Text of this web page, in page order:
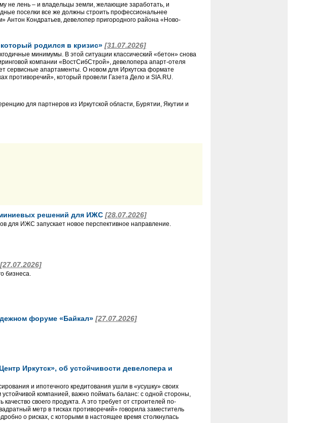
не лень – и владельцы земли, желающие заработать, и
поселки все же должны строить профессиональнее
Антон Кондратьев, девелопер пригородного района «Ново-
родился в кризис» [31.07.2026]
минимумы. В этой ситуации классический «бетон» снова
компании «ВостСибСтрой», девелопера апарт-отеля
сервисные апартаменты. О новом для Иркутска формате
противоречий», который провели Газета Дело и SIA.RU.
для партнеров из Иркутской области, Бурятии, Якутии и
решений для ИЖС [28.07.2026]
для ИЖС запускает новое перспективное направление.
[27.07.2026]
бизнеса.
форуме «Байкал» [27.07.2026]
Иркутск», об устойчивости девелопера и
и ипотечного кредитования ушли в «усушку» своих
компанией, важно поймать баланс: с одной стороны,
своего продукта. А это требует от строителей по-
метр в тисках противоречий» говорила заместитель
о рисках, с которыми в настоящее время столкнулась